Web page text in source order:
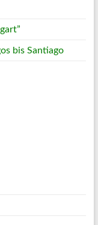
bis Santiago